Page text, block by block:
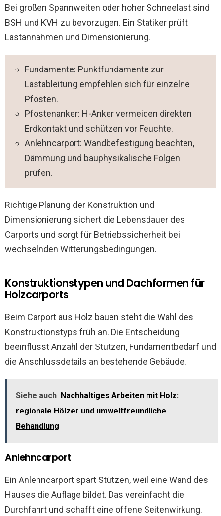
Bei großen Spannweiten oder hoher Schneelast sind
BSH und KVH zu bevorzugen. Ein Statiker prüft
Lastannahmen und Dimensionierung.
Fundamente: Punktfundamente zur
Lastableitung empfehlen sich für einzelne
Pfosten.
Pfostenanker: H-Anker vermeiden direkten
Erdkontakt und schützen vor Feuchte.
Anlehncarport: Wandbefestigung beachten,
Dämmung und bauphysikalische Folgen
prüfen.
Richtige Planung der Konstruktion und
Dimensionierung sichert die Lebensdauer des
Carports und sorgt für Betriebssicherheit bei
wechselnden Witterungsbedingungen.
Konstruktionstypen und Dachformen für
Holzcarports
Beim Carport aus Holz bauen steht die Wahl des
Konstruktionstyps früh an. Die Entscheidung
beeinflusst Anzahl der Stützen, Fundamentbedarf und
die Anschlussdetails an bestehende Gebäude.
Siehe auch Nachhaltiges Arbeiten mit Holz:
regionale Hölzer und umweltfreundliche
Behandlung
Anlehncarport
Ein Anlehncarport spart Stützen, weil eine Wand des
Hauses die Auflage bildet. Das vereinfacht die
Durchfahrt und schafft eine offene Seitenwirkung.